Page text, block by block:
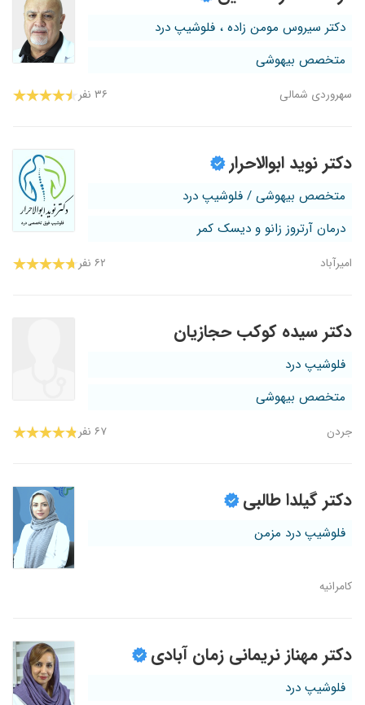
دکتر سیروس مومن زاده ، فلوشیپ درد
متخصص بیهوشی
سهروردی شمالی ۳۶ نفر
دکتر نوید ابوالاحرار
متخصص بیهوشی / فلوشیپ درد
درمان آرتروز زانو و دیسک کمر
امیرآباد ۶۲ نفر
دکتر سیده کوکب حجازیان
فلوشیپ درد
متخصص بیهوشی
جردن ۶۷ نفر
دکتر گیلدا طالبی
فلوشیپ درد مزمن
کامرانیه
دکتر مهناز نریمانی زمان آبادی
فلوشیپ درد